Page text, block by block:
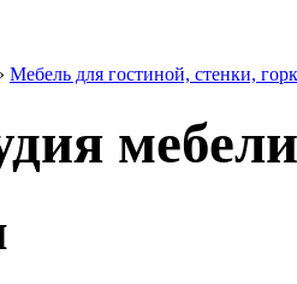
Мебель для гостиной, стенки,
мебели